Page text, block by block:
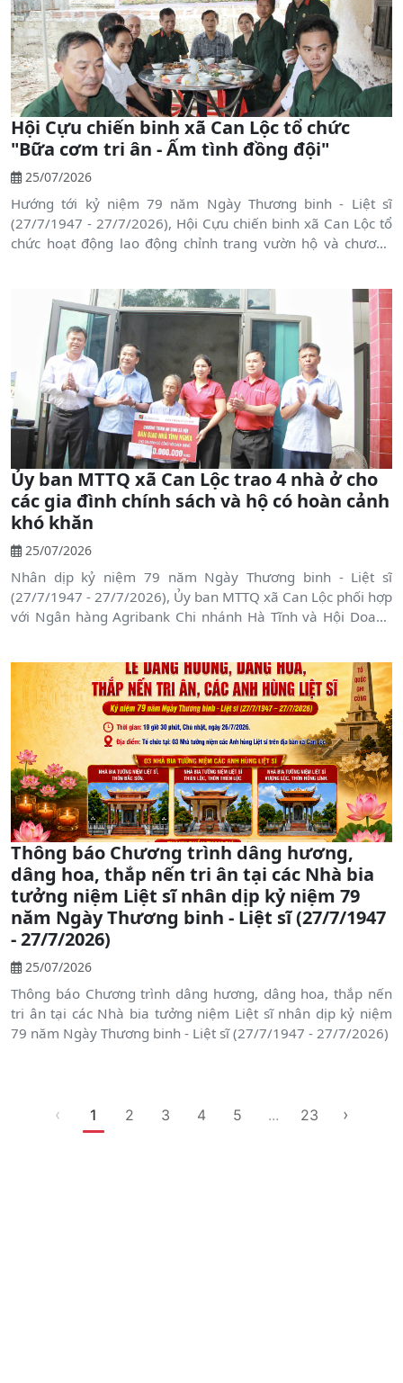
Hội Cựu chiến binh xã Can Lộc tổ chức
"Bữa cơm tri ân - Ấm tình đồng đội"
25/07/2026
Hướng tới kỷ niệm 79 năm Ngày Thương binh - Liệt sĩ
(27/7/1947 - 27/7/2026), Hội Cựu chiến binh xã Can Lộc tổ
chức hoạt động lao động chỉnh trang vườn hộ và chương
Ủy ban MTTQ xã Can Lộc trao 4 nhà ở cho
các gia đình chính sách và hộ có hoàn cảnh
khó khăn
25/07/2026
Nhân dịp kỷ niệm 79 năm Ngày Thương binh - Liệt sĩ
(27/7/1947 - 27/7/2026), Ủy ban MTTQ xã Can Lộc phối hợp
với Ngân hàng Agribank Chi nhánh Hà Tĩnh và Hội Doanh
đình có hoàn cảnh khó khăn trên địa bàn. Tham dự có đồng
chí Võ Xuân Linh, TUV, Bí thư Đảng ủy, Chủ tịch HĐND xã,
đại diện lãnh đạo các đơn vị, doanh nghiệp và đông đảo bà
con nhân dân.
Thông báo Chương trình dâng hương,
dâng hoa, thắp nến tri ân tại các Nhà bia
tưởng niệm Liệt sĩ nhân dịp kỷ niệm 79
năm Ngày Thương binh - Liệt sĩ (27/7/1947
- 27/7/2026)
25/07/2026
Thông báo Chương trình dâng hương, dâng hoa, thắp nến
tri ân tại các Nhà bia tưởng niệm Liệt sĩ nhân dịp kỷ niệm
79 năm Ngày Thương binh - Liệt sĩ (27/7/1947 - 27/7/2026)
‹ 1 2 3 4 5 ... 23 ›